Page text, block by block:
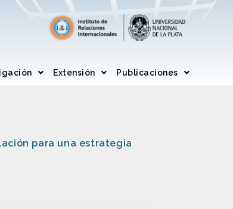
Extensión Publicaciones
para una estrategia